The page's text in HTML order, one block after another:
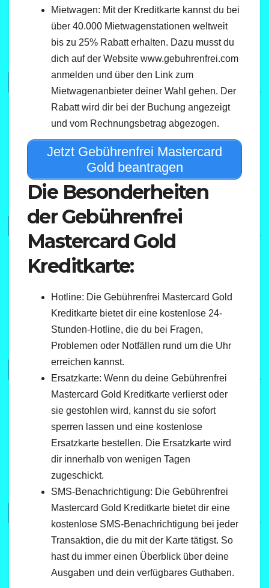
Mietwagen: Mit der Kreditkarte kannst du bei
über 40.000 Mietwagenstationen weltweit
bis zu 25% Rabatt erhalten. Dazu musst du
dich auf der Website www.gebuhrenfrei.com
anmelden und über den Link zum
Mietwagenanbieter deiner Wahl gehen. Der
Rabatt wird dir bei der Buchung angezeigt
und vom Rechnungsbetrag abgezogen.
Jetzt Gebührenfrei Mastercard
Gold beantragen
Die Besonderheiten
der Gebührenfrei
Mastercard Gold
Kreditkarte:
Hotline: Die Gebührenfrei Mastercard Gold
Kreditkarte bietet dir eine kostenlose 24-
Stunden-Hotline, die du bei Fragen,
Problemen oder Notfällen rund um die Uhr
erreichen kannst.
Ersatzkarte: Wenn du deine Gebührenfrei
Mastercard Gold Kreditkarte verlierst oder
sie gestohlen wird, kannst du sie sofort
sperren lassen und eine kostenlose
Ersatzkarte bestellen. Die Ersatzkarte wird
dir innerhalb von wenigen Tagen
zugeschickt.
SMS-Benachrichtigung: Die Gebührenfrei
Mastercard Gold Kreditkarte bietet dir eine
kostenlose SMS-Benachrichtigung bei jeder
Transaktion, die du mit der Karte tätigst. So
hast du immer einen Überblick über deine
Ausgaben und dein verfügbares Guthaben.